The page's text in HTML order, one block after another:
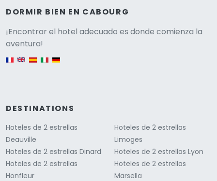
DORMIR BIEN EN CABOURG
¡Encontrar el hotel adecuado es donde comienza la
aventura!
DESTINATIONS
Hoteles de 2 estrellas
Deauville
Hoteles de 2 estrellas Dinard
Hoteles de 2 estrellas
Honfleur
Hoteles de 2 estrellas
Limoges
Hoteles de 2 estrellas Lyon
Hoteles de 2 estrellas
Marsella